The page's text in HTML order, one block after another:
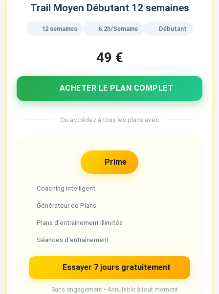
Trail Moyen Débutant 12 semaines
12 semaines 6.2h/Semaine Débutant
49 €
ACHETER LE PLAN COMPLET
Ou accédez à tous les plans avec
Prime
Coaching Intelligent
Générateur de Plans
Plans d'entraînement illimités
Séances d'entraînement
Essayer 7 jours gratuitement
Sans engagement • Annulable à tout moment